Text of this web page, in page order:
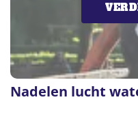
Nadelen lucht